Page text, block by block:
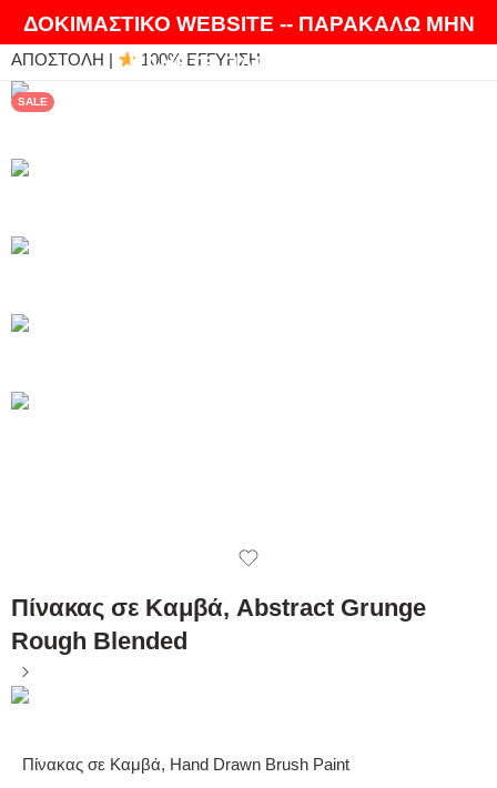
ΔΟΚΙΜΑΣΤΙΚΟ WEBSITE -- ΠΑΡΑΚΑΛΩ ΜΗΝ
ΚΑΝΕΤΕ ΠΑΡΑΓΓΕΛΙΕΣ
ΘΑ ΛΑΤΡΕΨΕΤΕ ΤΑ ΠΡΟΪΟΝΤΑ ΜΑΣ | EXPRESS
ΑΠΟΣΤΟΛΗ | 100% ΕΓΓΥΗΣΗ
SALE
Πίνακας σε Καμβά, Abstract Grunge
Rough Blended
Πίνακας σε Καμβά, Hand Drawn Brush Paint